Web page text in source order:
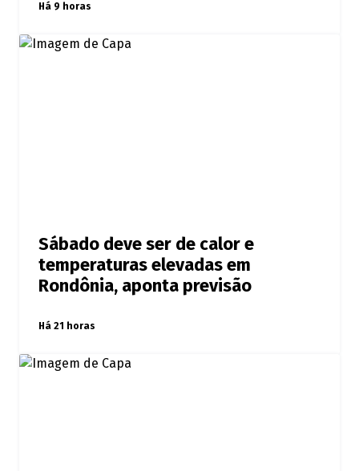
Há 9 horas
Sábado deve ser de calor e
temperaturas elevadas em
Rondônia, aponta previsão
Há 21 horas